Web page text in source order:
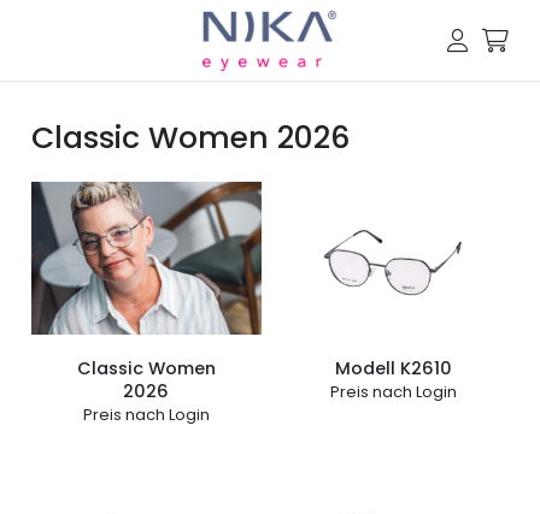
Classic Women 2026
Classic Women
2026
Preis nach Login
Modell K2610
Preis nach Login